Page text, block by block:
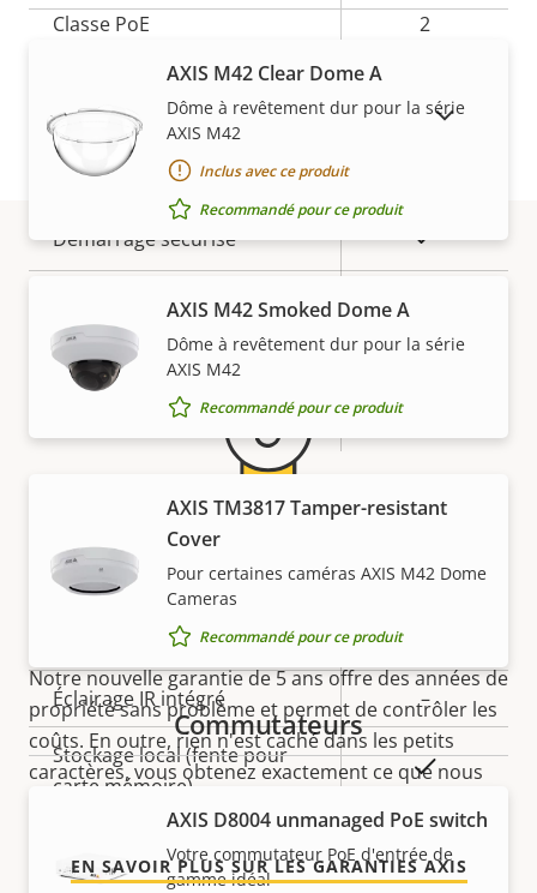
Description
propriété
Classe PoE 2
Sécurité
Description
propriété
Valeur de
la
propriété
SE signé
Démarrage sécurisé Oui
Secure keystore
Secure
Element (CC
Axis Edge Vault
Description
Valeur de
propriété
Focus à distance Oui
Zoom à distance
Éclairage IR intégré –
Stockage local (fente pour
carte mémoire)
Oui
Température de
fonctionnement
0 to 45 °C
AXIS M42 Clear Dome A
Dôme à revêtement dur pour la série
AXIS M42
Inclus avec ce produit
Recommandé pour ce produit
AXIS M42 Smoked Dome A
Dôme à revêtement dur pour la série
AXIS M42
Recommandé pour ce produit
AXIS TM3817 Tamper-resistant
Cover
Pour certaines caméras AXIS M42 Dome
Cameras
Recommandé pour ce produit
Commutateurs
AXIS ​D8004 unmanaged PoE switch
Votre commutateur PoE d'entrée de
gamme idéal
AFFICHER LES PRODUITS ABANDONNÉS
Garantie
5 ans de garantie pour plus
de tranquillité d'esprit
Notre nouvelle garantie de 5 ans offre des années de
propriété sans problème et permet de contrôler les
coûts. En outre, rien n'est caché dans les petits
caractères, vous obtenez exactement ce que nous
EN SAVOIR PLUS SUR LES GARANTIES AXIS